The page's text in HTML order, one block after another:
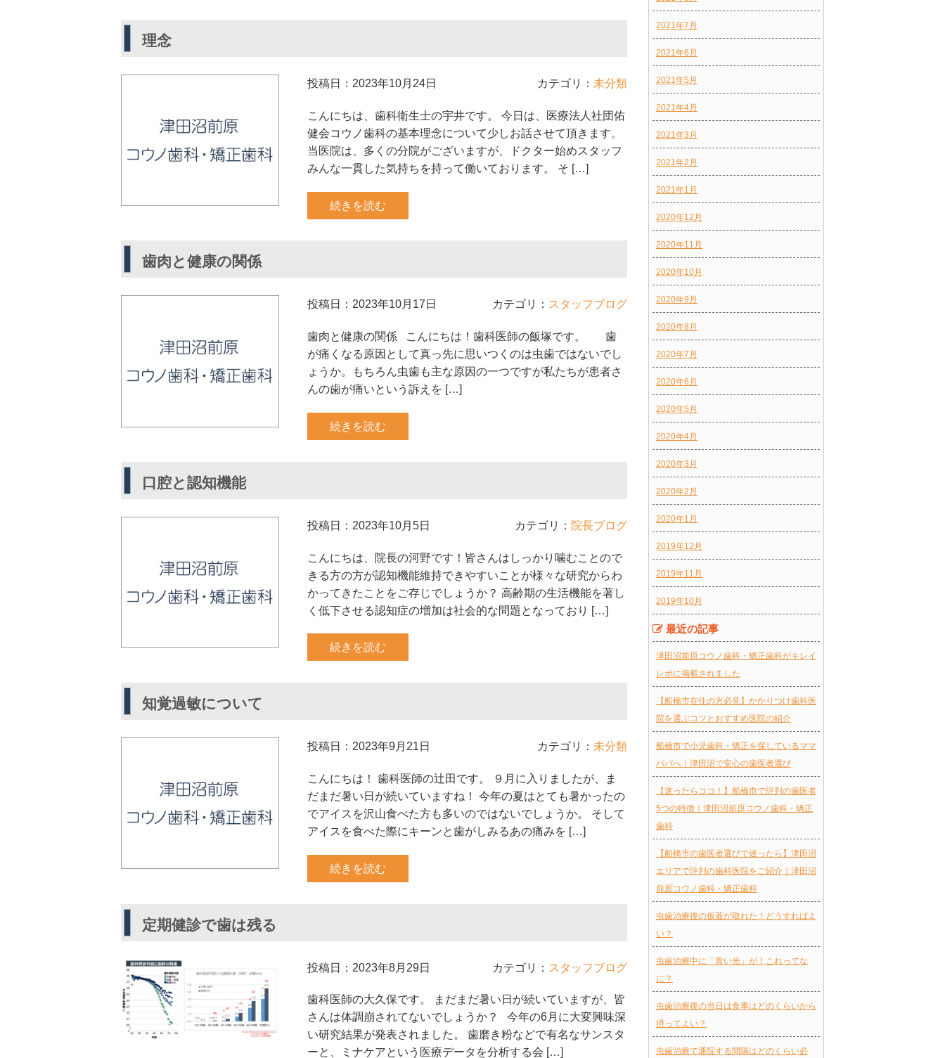
理念
投稿日：2023年10月24日 カテゴリ： 未分類
こんにちは、歯科衛生士の宇井です。 今日は、医療法人社団佑
健会コウノ歯科の基本理念について少しお話させて頂きます。
当医院は、多くの分院がございますが、ドクター始めスタッフ
みんな一貫した気持ちを持って働いております。 そ […]
続きを読む
歯肉と健康の関係
投稿日：2023年10月17日 カテゴリ： スタッフブログ
歯肉と健康の関係 こんにちは！歯科医師の飯塚です。 歯
が痛くなる原因として真っ先に思いつくのは虫歯ではないでし
ょうか。もちろん虫歯も主な原因の一つですが私たちが患者さ
んの歯が痛いという訴えを […]
続きを読む
口腔と認知機能
投稿日：2023年10月5日 カテゴリ： 院長ブログ
こんにちは、院長の河野です！皆さんはしっかり噛むことので
きる方の方が認知機能維持できやすいことが様々な研究からわ
かってきたことをご存じでしょうか？ 高齢期の生活機能を著し
く低下させる認知症の増加は社会的な問題となっており […]
続きを読む
知覚過敏について
投稿日：2023年9月21日 カテゴリ： 未分類
こんにちは！ 歯科医師の辻田です。 ９月に入りましたが、ま
だまだ暑い日が続いていますね！ 今年の夏はとても暑かったの
でアイスを沢山食べた方も多いのではないでしょうか。 そして
アイスを食べた際にキーンと歯がしみるあの痛みを […]
続きを読む
定期健診で歯は残る
投稿日：2023年8月29日 カテゴリ： スタッフブログ
歯科医師の大久保です。 まだまだ暑い日が続いていますが、皆
さんは体調崩されてないでしょうか？ 今年の6月に大変興味深
い研究結果が発表されました。 歯磨き粉などで有名なサンスタ
ーと、ミナケアという医療データを分析する会 […]
2021年7月
2021年6月
2021年5月
2021年4月
2021年3月
2021年2月
2021年1月
2020年12月
2020年11月
2020年10月
2020年9月
2020年8月
2020年7月
2020年6月
2020年5月
2020年4月
2020年3月
2020年2月
2020年1月
2019年12月
2019年11月
2019年10月
最近の記事
津田沼前原コウノ歯科・矯正歯科がキレイ
レポに掲載されました
【船橋市在住の方必見】かかりつけ歯科医
院を選ぶコツとおすすめ医院の紹介
船橋市で小児歯科・矯正を探しているママ
パパへ｜津田沼で安心の歯医者選び
【迷ったらココ！】船橋市で評判の歯医者
5つの特徴｜津田沼前原コウノ歯科・矯正
歯科
【船橋市の歯医者選びで迷ったら】津田沼
エリアで評判の歯科医院をご紹介｜津田沼
前原コウノ歯科・矯正歯科
虫歯治療後の仮蓋が取れた！どうすればよ
い？
虫歯治療中に「青い光」が！これってな
に？
虫歯治療後の当日は食事はどのくらいから
摂ってよい？
虫歯治療で通院する間隔はどのくらい必